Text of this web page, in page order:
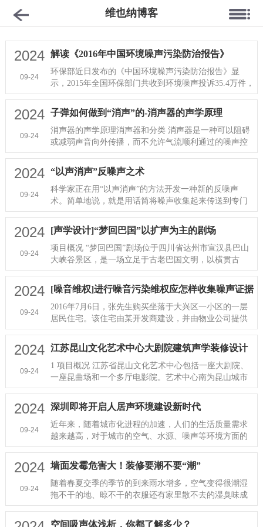
维也纳博客
2024
09-24
解读《2016年中国环境噪声污染防治报告》
环保部近日发布的《中国环境噪声污染防治报告》显
示，2015年全国环保部门共收到环境噪声投诉35.4万件，
这一数据已占到当年环境总···
2024
09-24
子弹如何做到“消声”的-消声器的声学原理
消声器的声学原理消声器和分类 消声器是一种可以阻碍
或减弱声音向外传播，而不允许气流顺利通过的噪声控
制设备，根据消声器的原理···
2024
09-24
“以声消声”反噪声之术
科学家正在用“以声消声”的方法开发一种新的反噪声
术。简单地说，就是用话筒将噪声收集起来传送到专门
的电脑进行分析，根据分析···
2024
09-24
[声学设计]“梦回巴国”以扩声为主的剧场
项目概况 “梦回巴国”剧场位于四川省达州市宣汉县巴山
大峡谷景区，是一场立足于古老巴国文明，以横贯古
今、悲壮凄美的爱情传奇为···
2024
09-24
[噪音维权]进行噪音污染维权应怎样收集噪声证据
2016年7月6日，张先生购买坐落于大兴区一小区的一层
居民住宅。该住宅由某开发商建设，并由物业公司提供
物业服务。买房本是喜事，···
2024
09-24
江苏昆山文化艺术中心大剧院建筑声学装修设计
案例鉴赏
1 项目概况 江苏省昆山文化艺术中心包括一座大剧院、
一座昆曲场和一个多厅电影院。艺术中心南为昆山城市
主干道前进西路，西为体育···
2024
09-24
深圳即将开启人居声环境建设新时代
近年来，随着城市化进程的加速，人们的生活质量需求
越来越高，对于城市的空气、水源、噪声等环境方面的
要求也越来越严格，尤其是···
2024
09-24
墙面发霉危害大！装修要潮不要“潮”
随着春夏交季的季节的到来雨水增多，空气变得很潮湿
拖不干的地、晾不干的衣服还有家里散不去的湿臭味成
了让人糟心的“三兄弟”尤···
空间吸声体浅析，你都了解多少？